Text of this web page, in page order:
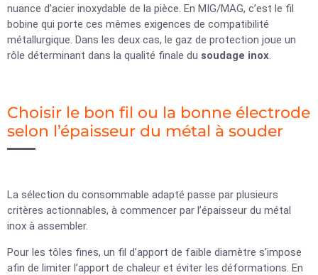
nuance d’acier inoxydable de la pièce. En MIG/MAG, c’est le fil
bobine qui porte ces mêmes exigences de compatibilité
métallurgique. Dans les deux cas, le gaz de protection joue un
rôle déterminant dans la qualité finale du soudage inox.
Choisir le bon fil ou la bonne électrode
selon l’épaisseur du métal à souder
La sélection du consommable adapté passe par plusieurs
critères actionnables, à commencer par l’épaisseur du métal
inox à assembler.
Pour les tôles fines, un fil d’apport de faible diamètre s’impose
afin de limiter l’apport de chaleur et éviter les déformations. En